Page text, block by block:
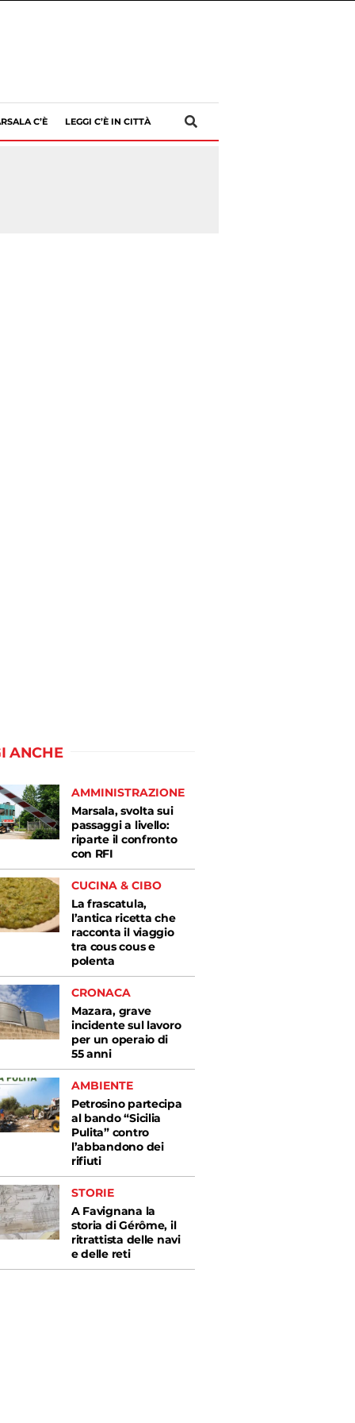
C’È LEGGI C’È IN CITTÀ
ANCHE
AMMINISTRAZIONE
Marsala, svolta sui
passaggi a livello:
riparte il confronto
con RFI
CUCINA & CIBO
La frascatula,
l’antica ricetta che
racconta il viaggio
tra cous cous e
polenta
CRONACA
Mazara, grave
incidente sul lavoro
per un operaio di
55 anni
AMBIENTE
Petrosino partecipa
al bando “Sicilia
Pulita” contro
l’abbandono dei
rifiuti
STORIE
A Favignana la
storia di Gérôme, il
ritrattista delle navi
e delle reti